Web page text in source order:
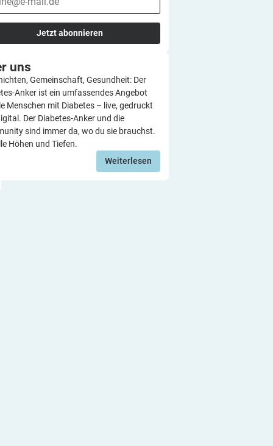
Jetzt abonnieren
uns
Gemeinschaft, Gesundheit: Der
Anker ist ein umfassendes Angebot
Menschen mit Diabetes – live, gedruckt
Der Diabetes-Anker und die
sind immer da, wo du sie brauchst.
Höhen und Tiefen.
Weiterlesen